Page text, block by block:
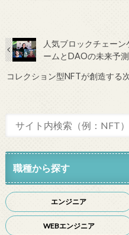
人気ブロックチェー
ームとDAOの未来予測
コレクション型NFTが創造する
職種から探す
エンジニア
WEBエンジニア